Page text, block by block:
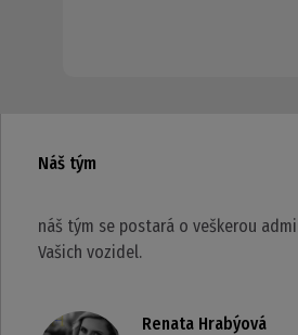
Náš tým
náš tým se postará o veškerou
Vašich vozidel.
Renata Hrabýová